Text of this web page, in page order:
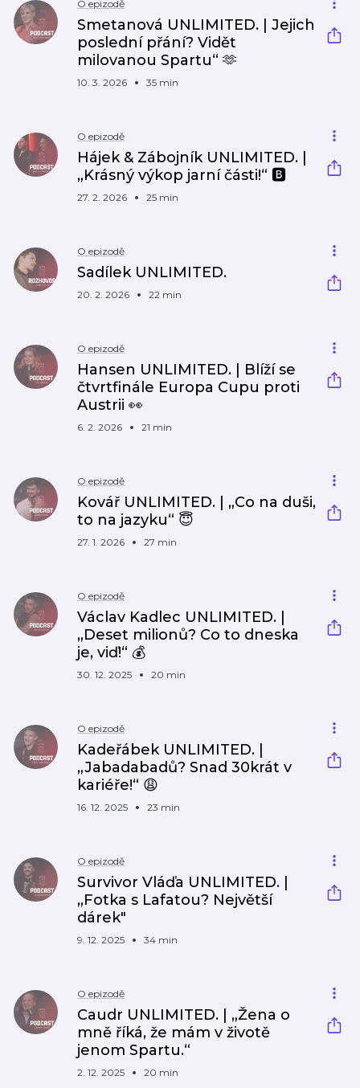
O epizodě
Smetanová UNLIMITED. | Jejich
poslední přání? Vidět
milovanou Spartu“ 🫶
10. 3. 2026 35 min
O epizodě
Hájek & Zábojník UNLIMITED. |
„Krásný výkop jarní části!“ 🅱️
27. 2. 2026 25 min
O epizodě
Sadílek UNLIMITED.
20. 2. 2026 22 min
O epizodě
Hansen UNLIMITED. | Blíží se
čtvrtfinále Europa Cupu proti
Austrii 👀
6. 2. 2026 21 min
O epizodě
Kovář UNLIMITED. | „Co na duši,
to na jazyku“ 😇
27. 1. 2026 27 min
O epizodě
Václav Kadlec UNLIMITED. |
„Deset milionů? Co to dneska
je, viď!“ 💰
30. 12. 2025 20 min
O epizodě
Kadeřábek UNLIMITED. |
„Jabadabadů? Snad 30krát v
kariéře!“ 😩
16. 12. 2025 23 min
O epizodě
Survivor Vláďa UNLIMITED. |
„Fotka s Lafatou? Největší
dárek"
9. 12. 2025 34 min
O epizodě
Caudr UNLIMITED. | „Žena o
mně říká, že mám v životě
jenom Spartu.“
2. 12. 2025 20 min